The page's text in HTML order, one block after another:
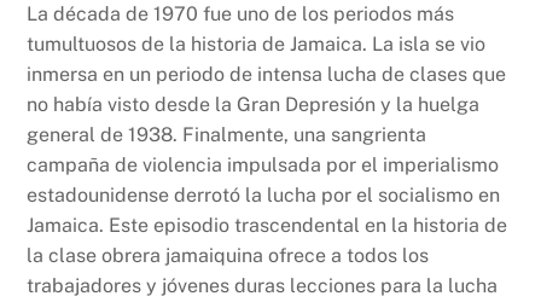
c
e
b
o
o
k
at
s
A
p
p
nt p
y
Li
n
k
La década de 1970 fue uno de los periodos más
tumultuosos de la historia de Jamaica. La isla se vio
inmersa en un periodo de intensa lucha de clases que
no había visto desde la Gran Depresión y la huelga
general de 1938. Finalmente, una sangrienta
campaña de violencia impulsada por el imperialismo
estadounidense derrotó la lucha por el socialismo en
Jamaica. Este episodio trascendental en la historia de
la clase obrera jamaiquina ofrece a todos los
trabajadores y jóvenes duras lecciones para la lucha